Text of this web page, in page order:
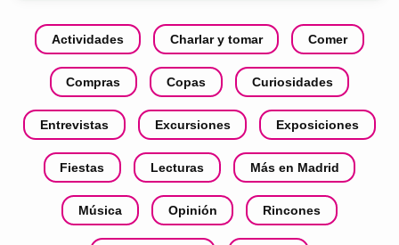
Actividades Charlar y tomar Comer
Compras Copas Curiosidades
Entrevistas Excursiones Exposiciones
Fiestas Lecturas Más en Madrid
Música Opinión Rincones